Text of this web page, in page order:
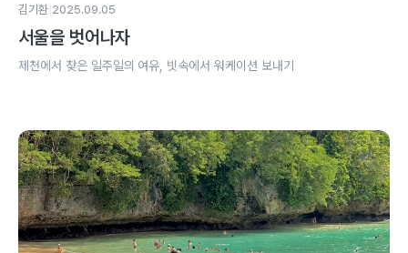
김기환 2025.09.05
서울을 벗어나자
제천에서 찾은 일주일의 여유, 빗속에서 워케이션 보내기